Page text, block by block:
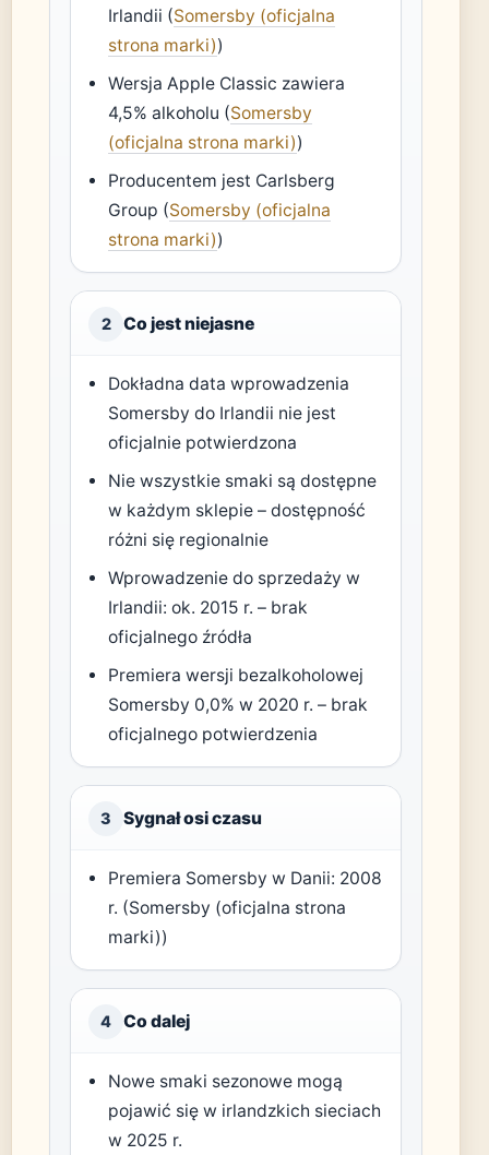
Irlandii (Somersby (oficjalna
strona marki))
Wersja Apple Classic zawiera
4,5% alkoholu (Somersby
(oficjalna strona marki))
Producentem jest Carlsberg
Group (Somersby (oficjalna
strona marki))
2 Co jest niejasne
Dokładna data wprowadzenia
Somersby do Irlandii nie jest
oficjalnie potwierdzona
Nie wszystkie smaki są dostępne
w każdym sklepie – dostępność
różni się regionalnie
Wprowadzenie do sprzedaży w
Irlandii: ok. 2015 r. – brak
oficjalnego źródła
Premiera wersji bezalkoholowej
Somersby 0,0% w 2020 r. – brak
oficjalnego potwierdzenia
3 Sygnał osi czasu
Premiera Somersby w Danii: 2008
r. (Somersby (oficjalna strona
marki))
4 Co dalej
Nowe smaki sezonowe mogą
pojawić się w irlandzkich sieciach
w 2025 r.